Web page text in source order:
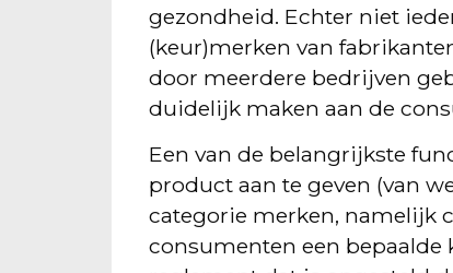
gezondheid. Echter niet
(keur)merken van
door meerdere bedrijven
duidelijk maken aan de
Een van de belangrijkste
product aan te geven (van
categorie merken, namelijk
consumenten een bepaalde